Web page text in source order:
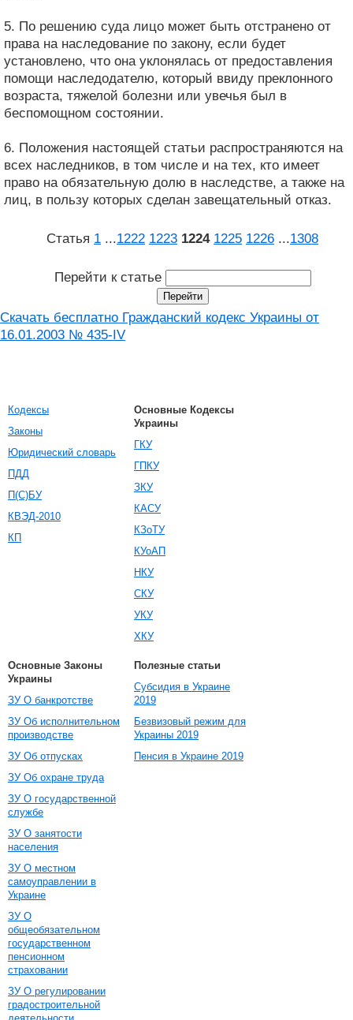
5. По решению суда лицо может быть отстранено от
права на наследование по закону, если будет
установлено, что она уклонялась от предоставления
помощи наследодателю, который ввиду преклонного
возраста, тяжелой болезни или увечья был в
беспомощном состоянии.
6. Положения настоящей статьи распространяются на
всех наследников, в том числе и на тех, кто имеет
право на обязательную долю в наследстве, а также на
лиц, в пользу которых сделан завещательный отказ.
Статья 1 ...1222 1223 1224 1225 1226 ...1308
Перейти к статье
Скачать бесплатно Гражданский кодекс Украины от
16.01.2003 № 435-IV
Кодексы
Законы
Юридический словарь
ПДД
П(С)БУ
КВЭД-2010
КП
Основные Кодексы
Украины
ГКУ
ГПКУ
ЗКУ
КАСУ
КЗоТУ
КУоАП
НКУ
СКУ
УКУ
ХКУ
Основные Законы
Украины
ЗУ О банкротстве
ЗУ Об исполнительном
производстве
ЗУ Об отпусках
ЗУ Об охране труда
ЗУ О государственной
службе
ЗУ О занятости
населения
ЗУ О местном
самоуправлении в
Украине
ЗУ О
общеобязательном
государственном
пенсионном
страховании
ЗУ О регулировании
градостроительной
Полезные статьи
Субсидия в Украине
2019
Безвизовый режим для
Украины 2019
Пенсия в Украине 2019